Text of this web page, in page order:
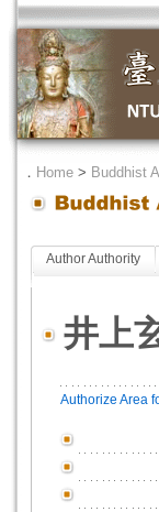
． Home > Buddhist
Author Authority
井上
Authorize Area